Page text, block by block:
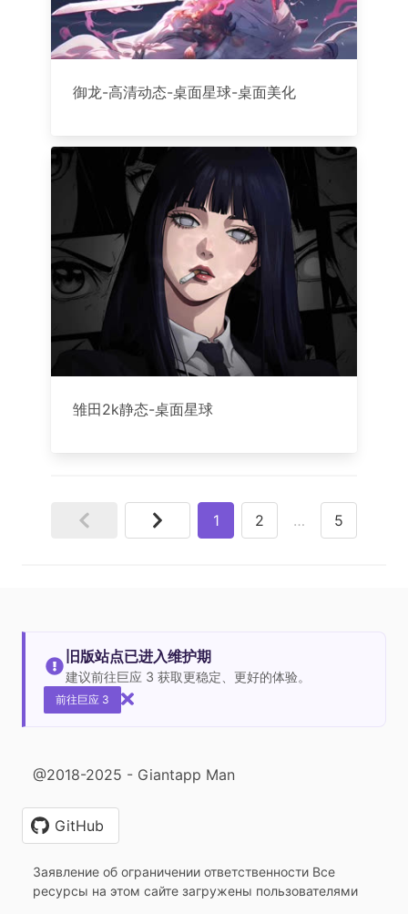
御龙-高清动态-桌面星球-桌面美化
雏田2k静态-桌面星球
1 2 … 5
旧版站点已进入维护期
建议前往巨应 3 获取更稳定、更好的体验。
前往巨应 3
@2018-2025 - Giantapp Man
GitHub
Заявление об ограничении ответственности Все
ресурсы на этом сайте загружены пользователями